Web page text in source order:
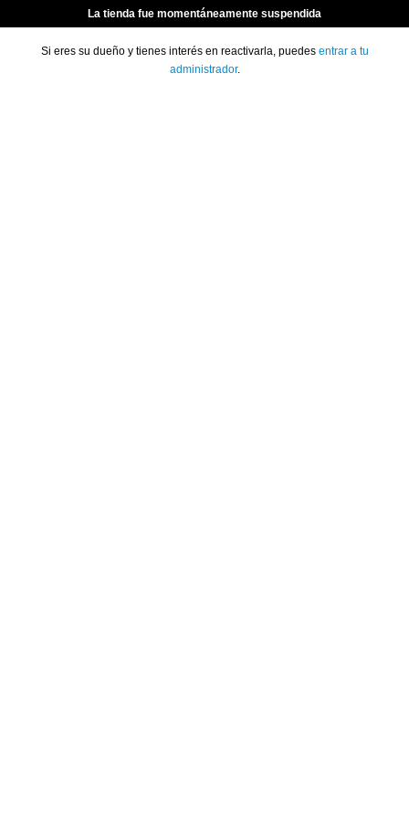
La tienda fue momentáneamente suspendida
Si eres su dueño y tienes interés en reactivarla, puedes entrar a tu
administrador.